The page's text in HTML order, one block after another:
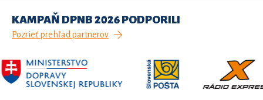
KAMPAŇ DPNB 2026 PODPORILI
Pozrieť prehľad partnerov